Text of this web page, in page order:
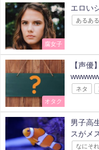
腐女子
エロい
あるある
オタク
【声優
ネタ
男子高
スがメ
なにそ